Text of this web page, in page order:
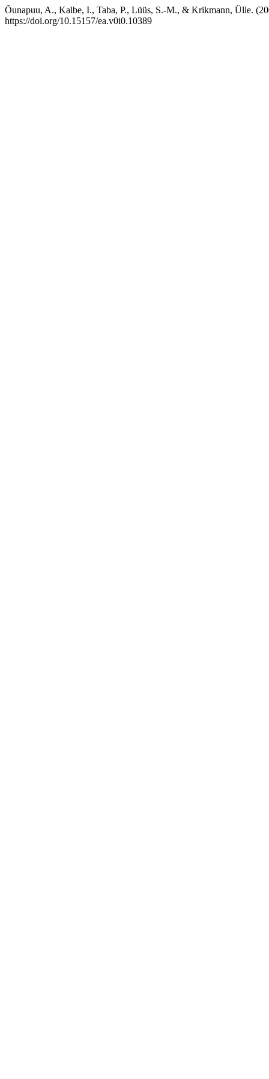
Õunapuu, A., Kalbe, I., Taba, P., Lüüs, S.-M., & Krikmann, Ülle.
https://doi.org/10.15157/ea.v0i0.10389